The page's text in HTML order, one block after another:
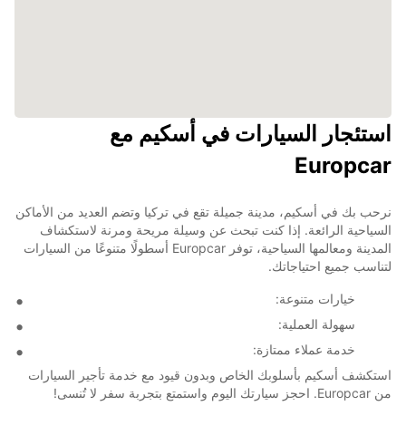
استئجار السيارات في أسكيم مع
Europcar
نرحب بك في أسكيم، مدينة جميلة تقع في تركيا وتضم العديد من الأماكن
السياحية الرائعة. إذا كنت تبحث عن وسيلة مريحة ومرنة لاستكشاف
المدينة ومعالمها السياحية، توفر Europcar أسطولًا متنوعًا من السيارات
لتناسب جميع احتياجاتك.
خيارات متنوعة:
سهولة العملية:
خدمة عملاء ممتازة:
استكشف أسكيم بأسلوبك الخاص وبدون قيود مع خدمة تأجير السيارات
من Europcar. احجز سيارتك اليوم واستمتع بتجربة سفر لا تُنسى!